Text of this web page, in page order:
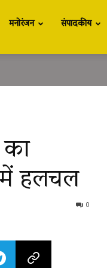
मनोरंजन संपादकीय
में हलचल
0